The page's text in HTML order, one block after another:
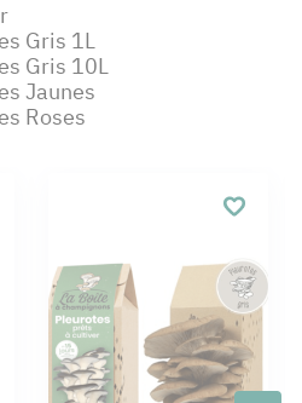
Gris 1L
Gris 10L
Jaunes
Roses